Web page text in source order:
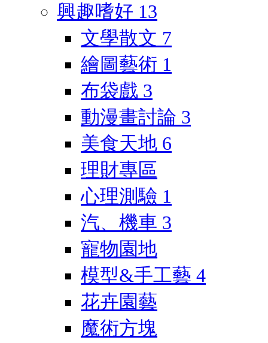
興趣嗜好 13
文學散文 7
繪圖藝術 1
布袋戲 3
動漫畫討論 3
美食天地 6
理財專區
心理測驗 1
汽、機車 3
寵物園地
模型&手工藝 4
花卉園藝
魔術方塊